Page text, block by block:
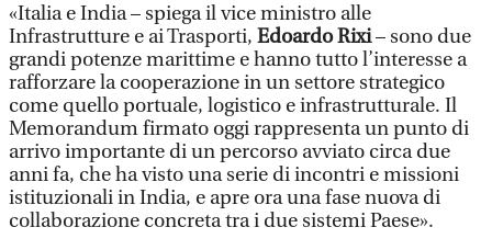
«Italia e India – spiega il vice ministro alle
Infrastrutture e ai Trasporti, Edoardo Rixi– sono due
grandi potenze marittime e hanno tutto l’interesse a
rafforzare la cooperazione in un settore strategico
come quello portuale, logistico e infrastrutturale. Il
Memorandum firmato oggi rappresenta un punto di
arrivo importante di un percorso avviato circa due
anni fa, che ha visto una serie di incontri e missioni
istituzionali in India, e apre ora una fase nuova di
collaborazione concreta tra i due sistemi Paese».